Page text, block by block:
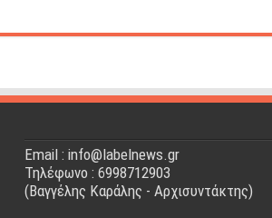
Email : info@labelnews.gr
Τηλέφωνο : 6998712903
(Βαγγέλης Καράλης - Αρχισυντάκτης)